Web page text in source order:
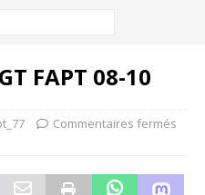
FAPT 08-10
Commentaires fermés